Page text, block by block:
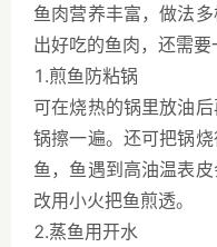
鱼肉营养丰富，做法
出好吃的鱼肉，还需要
1.煎鱼防粘锅
可在烧热的锅里放油
锅擦一遍。还可把锅
鱼，鱼遇到高油温表
改用小火把鱼煎透。
2.蒸鱼用开水